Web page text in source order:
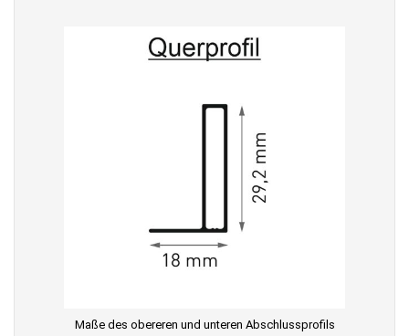
Maße des obereren und unteren Abschlussprofils